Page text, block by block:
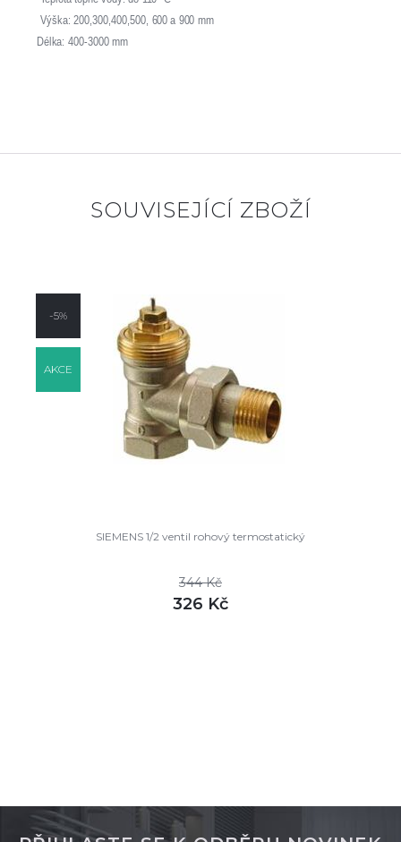
Výška: 200,300,400,500, 600 a 900 mm
Délka: 400-3000 mm
SOUVISEJÍCÍ ZBOŽÍ
-5%
AKCE
SIEMENS 1/2 ventil rohový termostatický
344 Kč
326 Kč